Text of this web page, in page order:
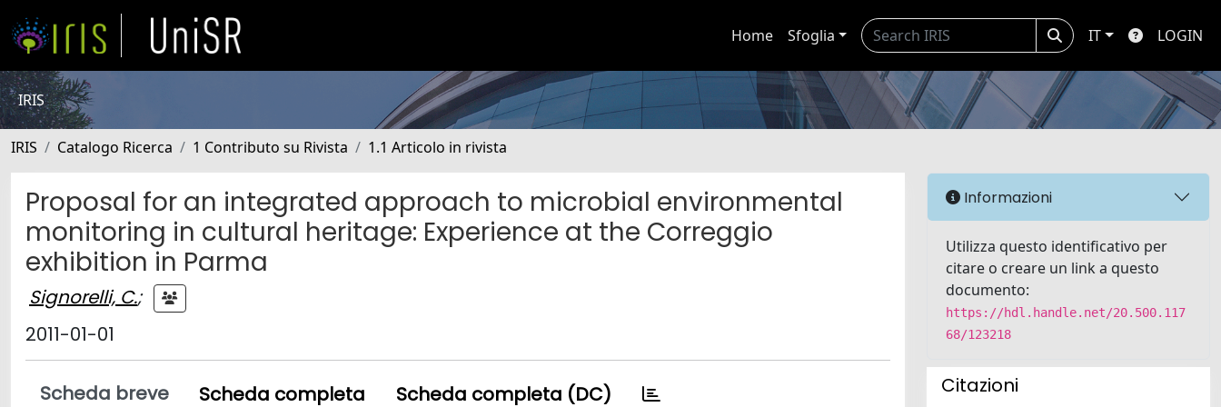
Home Sfoglia IT LOGIN
IRIS
IRIS Catalogo Ricerca 1 Contributo su Rivista 1.1 Articolo in rivista
Proposal for an integrated approach to microbial environmental
monitoring in cultural heritage: Experience at the Correggio
exhibition in Parma
Signorelli, C.;
2011-01-01
Scheda breve Scheda completa Scheda completa (DC)
Informazioni
Utilizza questo identificativo per
citare o creare un link a questo
documento:
https://hdl.handle.net/20.500.117
68/123218
Citazioni